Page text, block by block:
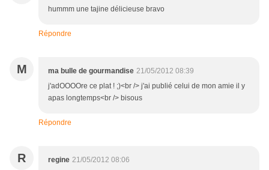
hummm une tajine délicieuse bravo
Répondre
M ma bulle de gourmandise 21/05/2012 08:39
j'adOOOOre ce plat ! ;)<br /> j'ai publié celui de mon amie il y
apas longtemps<br /> bisous
Répondre
R regine 21/05/2012 08:06